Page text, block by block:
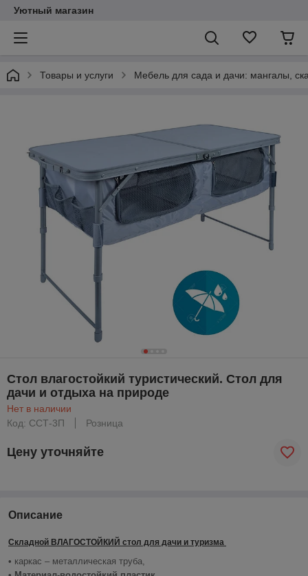
Уютный магазин
Товары и услуги Мебель для сада и дачи: мангалы,
Стол влагостойкий туристический. Стол для
дачи и отдыха на природе
Нет в наличии
Код: ССТ-3П
Розница
Цену уточняйте
Описание
Складной ВЛАГОСТОЙКИЙ стол для дачи и туризма
• каркас – металлическая труба,